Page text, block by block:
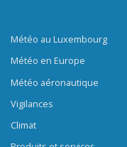
Météo au Luxembourg
Météo en Europe
Météo aéronautique
Vigilances
Climat